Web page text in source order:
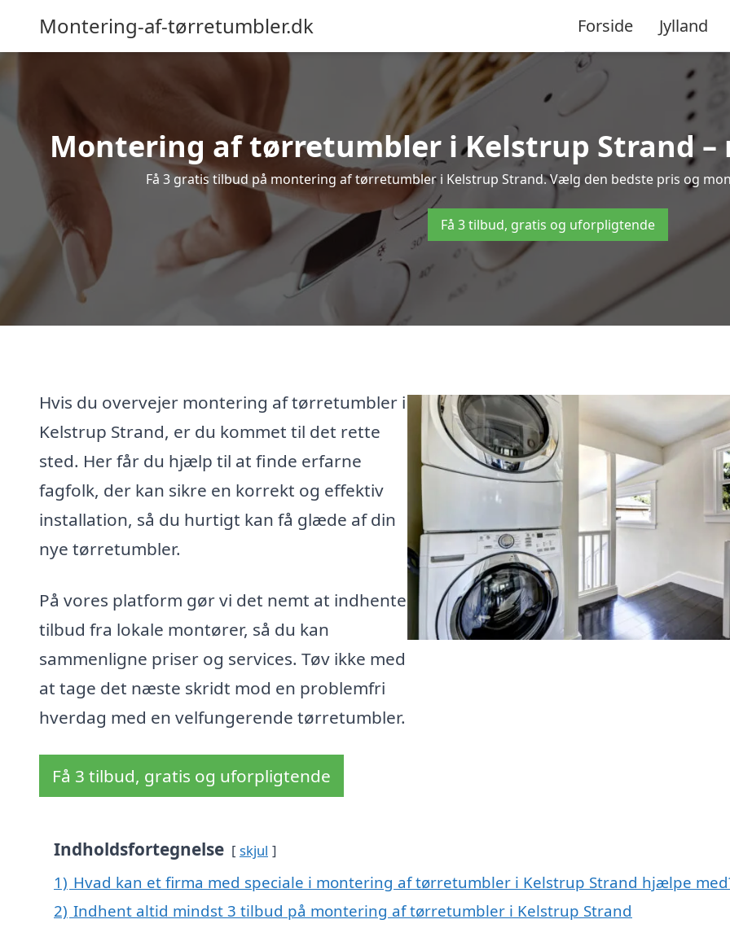
Montering-af-tørretumbler.dk Forside Jylland
Montering af tørretumbler i Kelstrup Strand
Få 3 gratis tilbud på montering af tørretumbler i Kelstrup Strand. Vælg den bedste pris og
Få 3 tilbud, gratis og uforpligtende
Hvis du overvejer montering af tørretumbler i
Kelstrup Strand, er du kommet til det rette
sted. Her får du hjælp til at finde erfarne
fagfolk, der kan sikre en korrekt og effektiv
installation, så du hurtigt kan få glæde af din
nye tørretumbler.
På vores platform gør vi det nemt at indhente
tilbud fra lokale montører, så du kan
sammenligne priser og services. Tøv ikke med
at tage det næste skridt mod en problemfri
hverdag med en velfungerende tørretumbler.
Få 3 tilbud, gratis og uforpligtende
Indholdsfortegnelse skjul
1) Hvad kan et firma med speciale i montering af tørretumbler i Kelstrup Strand hjælpe
2) Indhent altid mindst 3 tilbud på montering af tørretumbler i Kelstrup Strand